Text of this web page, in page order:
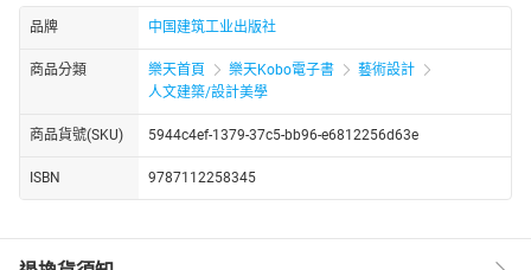
品牌 中国建筑工业出版社
商品分類 樂天首頁 樂天Kobo電子書
藝術設計
人文建築/設計美學
商品貨號(SKU) 5944c4ef-1379-37c5-bb96-e6812256d63e
ISBN 9787112258345